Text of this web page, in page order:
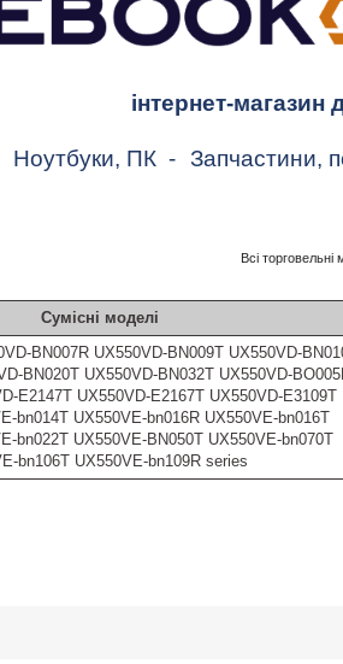
інтернет-
Ноутбуки, ПК - Запчастини,
Всі торговельні
Сумісні моделі
BN007R UX550VD-BN009T UX550VD-
BN020T UX550VD-BN032T UX550VD-
E2147T UX550VD-E2167T UX550VD-E3109T
bn014T UX550VE-bn016R UX550VE-bn016T
bn022T UX550VE-BN050T UX550VE-bn070T
bn106T UX550VE-bn109R series